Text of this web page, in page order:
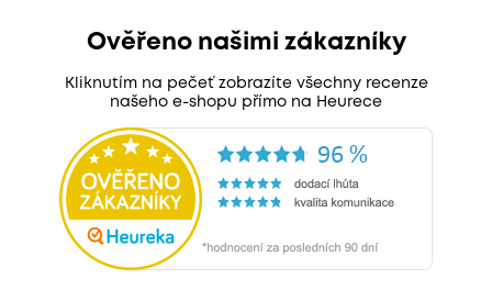
Ověřeno našimi zákazníky
Kliknutím na pečeť zobrazíte všechny recenze
našeho e-shopu přímo na Heurece